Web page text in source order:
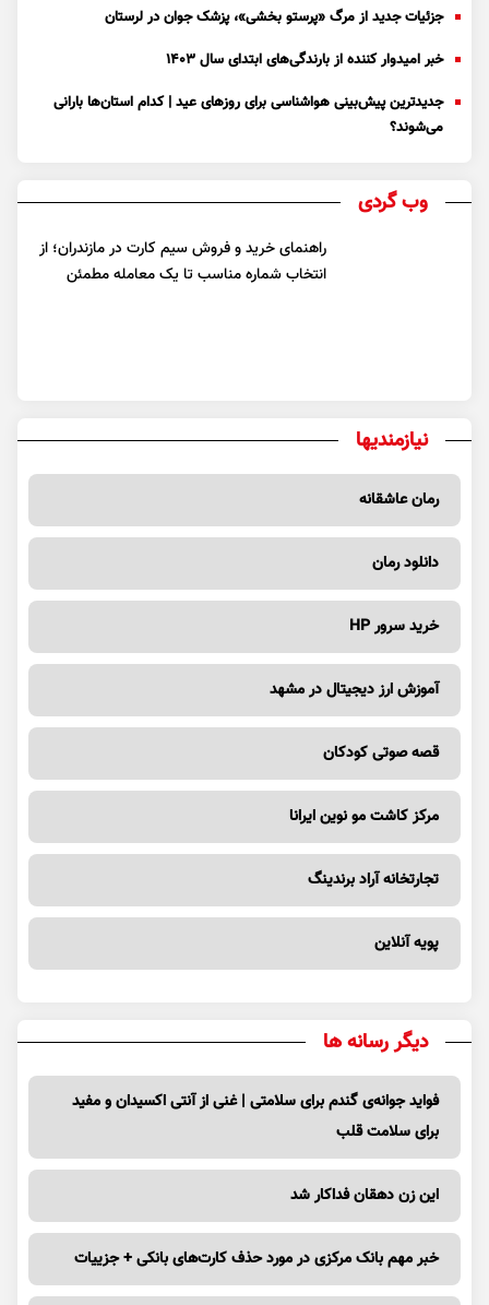
جزئیات جدید از مرگ «پرستو بخشی»، پزشک جوان در لرستان
خبر امیدوار کننده از بارندگی‌های ابتدای سال ۱۴۰۳
جدیدترین پیش‌بینی هواشناسی برای روزهای عید | کدام استان‌ها بارانی
می‌شوند؟
وب گردی
راهنمای خرید و فروش سیم کارت در مازندران؛ از
انتخاب شماره مناسب تا یک معامله مطمئن
نیازمندیها
رمان عاشقانه
دانلود رمان
خرید سرور HP
آموزش ارز دیجیتال در مشهد
قصه صوتی کودکان
مرکز کاشت مو نوین ایرانا
تجارتخانه آراد برندینگ
پویه آنلاین
دیگر رسانه ها
فواید جوانه‌ی گندم برای سلامتی | غنی از آنتی اکسیدان و مفید
برای سلامت قلب
این زن دهقان فداکار شد
خبر مهم بانک مرکزی در مورد حذف کارت‌های بانکی + جزییات